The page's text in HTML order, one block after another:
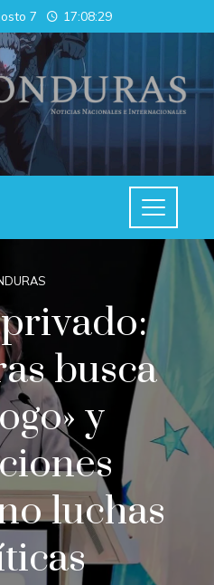
7 17:08:30
busca
y
luchas